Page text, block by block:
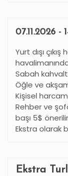
07.11.2026 -
Yurt dışı
Sabah
Öğle ve
Kişisel
Rehber ve
başı 5$
Ekstra olarak
Ekstra